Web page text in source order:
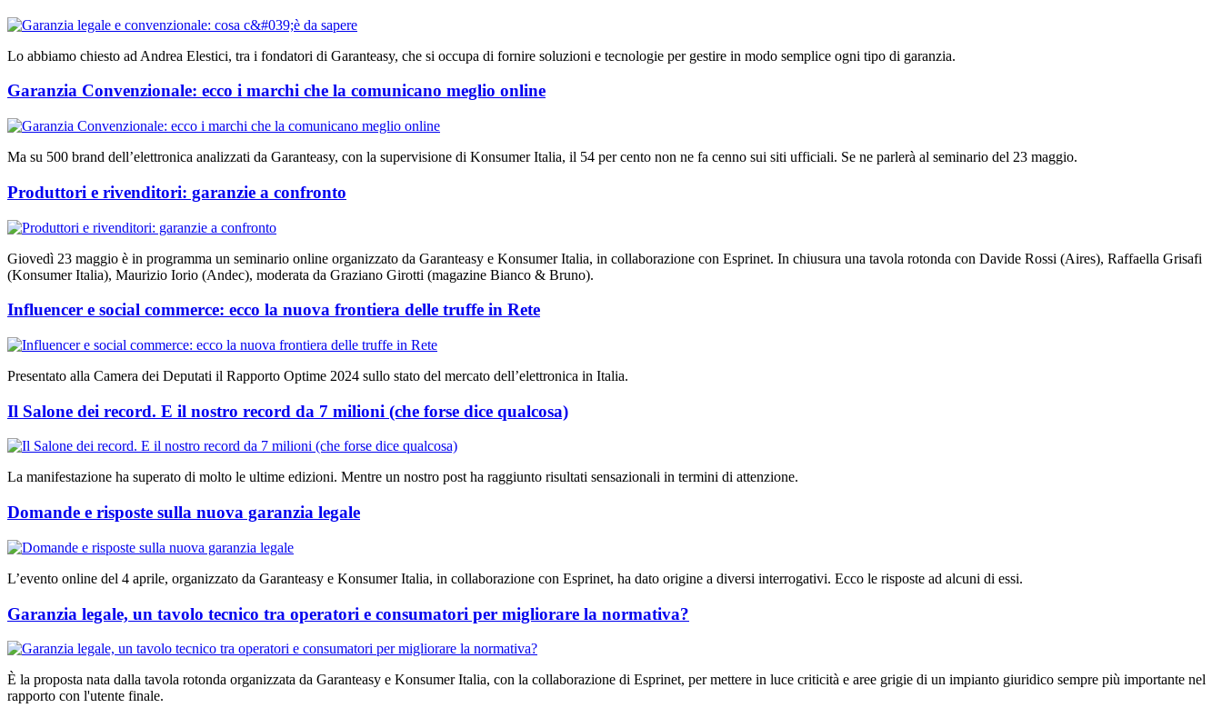
Lo abbiamo chiesto ad Andrea Elestici, tra i fondatori di Garanteasy, che si occupa di fornire soluzioni e tecnologie per gestire in modo semplice ogni tipo di garanzia.
Garanzia Convenzionale: ecco i marchi che la comunicano meglio online
Ma su 500 brand dell’elettronica analizzati da Garanteasy, con la supervisione di Konsumer Italia, il 54 per cento non ne fa cenno sui siti ufficiali. Se ne parlerà al seminario del 23 maggio.
Produttori e rivenditori: garanzie a confronto
Giovedì 23 maggio è in programma un seminario online organizzato da Garanteasy e Konsumer Italia, in collaborazione con Esprinet. In chiusura una tavola rotonda con Davide Rossi (Aires), Raffaella Grisafi
(Konsumer Italia), Maurizio Iorio (Andec), moderata da Graziano Girotti (magazine Bianco & Bruno).
Influencer e social commerce: ecco la nuova frontiera delle truffe in Rete
Presentato alla Camera dei Deputati il Rapporto Optime 2024 sullo stato del mercato dell’elettronica in Italia.
Il Salone dei record. E il nostro record da 7 milioni (che forse dice qualcosa)
La manifestazione ha superato di molto le ultime edizioni. Mentre un nostro post ha raggiunto risultati sensazionali in termini di attenzione.
Domande e risposte sulla nuova garanzia legale
L’evento online del 4 aprile, organizzato da Garanteasy e Konsumer Italia, in collaborazione con Esprinet, ha dato origine a diversi interrogativi. Ecco le risposte ad alcuni di essi.
Garanzia legale, un tavolo tecnico tra operatori e consumatori per migliorare la normativa?
È la proposta nata dalla tavola rotonda organizzata da Garanteasy e Konsumer Italia, con la collaborazione di Esprinet, per mettere in luce criticità e aree grigie di un impianto giuridico sempre più importante nel
rapporto con l'utente finale.